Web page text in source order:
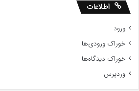
اطلاعات
ورود
خوراک ورودی‌ها
خوراک دیدگاه‌ها
وردپرس